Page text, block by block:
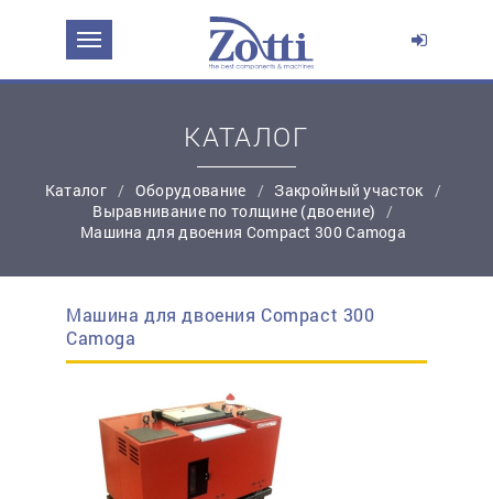
простую регистрацию
КАТАЛОГ
Каталог Оборудование
Закройный участок
Выравнивание по толщине (двоение)
Машина для двоения Compact 300 Camoga
Машина для двоения Compact 300
Camoga
ЗАДАТЬ ВОПРОС О ПРОДУКТЕ
Эл. почта:
Контактный телефон:*
Ваш вопрос: